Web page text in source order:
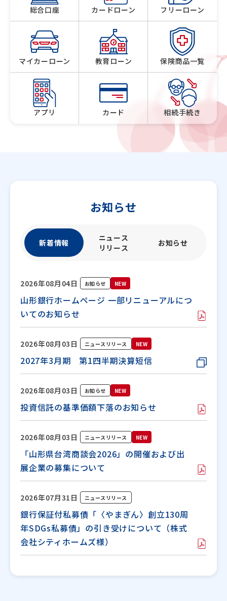
総合口座 カードローン フリーローン
マイカーローン 教育ローン 保険商品一覧
アプリ カード 相続手続き
お知らせ
新着情報
ニュース
リリース
お知らせ
2026年08月04日 お知らせ NEW
山形銀行ホームページ 一部リニューアルにつ
いてのお知らせ
2026年08月03日 ニュースリリース NEW
2027年3月期 第1四半期決算短信
2026年08月03日 お知らせ NEW
投資信託の基準価額下落のお知らせ
2026年08月03日 ニュースリリース NEW
「山形県台湾商談会2026」の開催および出
展企業の募集について
2026年07月31日 ニュースリリース
銀行保証付私募債「〈やまぎん〉創立130周
年SDGs私募債」の引き受けについて（株式
会社シティホームズ様）